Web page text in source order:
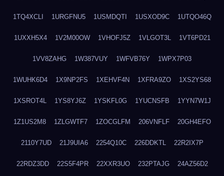
1TQ4XCLI 1URGFNU5 1USMDQTI 1USXOD9C 1UTQO46Q
1UXXH5X4 1V2M00OW 1VHOFJ5Z 1VLGOT3L 1VT6PD21
1VV8ZAHG 1W387VUY 1WFVB76Y 1WPX7P03
1WUHK6D4 1X9NP2FS 1XEHVF4N 1XFRA9ZO 1XS2YS68
1XSROT4L 1YS8YJ6Z 1YSKFL0G 1YUCNSFB 1YYN7W1J
1Z1US2M8 1ZLGWTF7 1ZOCGLFM 206VNFLF 20GH4EFO
2110Y7UD 21J9UIA6 2254Q10C 226DDKTL 22R2IX7P
22RDZ3DD 22S5F4PR 22XXR3UO 232PTAJG 24AZ56D2